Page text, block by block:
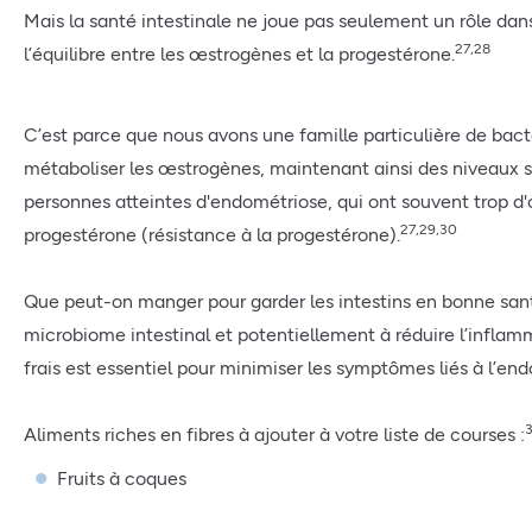
Mais la santé intestinale ne joue pas seulement un rôle
l’équilibre entre les œstrogènes et la progestérone. 27,28
C’est parce que nous avons une famille particulière de
métaboliser les œstrogènes, maintenant ainsi des niveaux
personnes atteintes d'endométriose, qui ont souvent trop
progestérone (résistance à la progestérone). 27,29,30
Que peut-on manger pour garder les intestins en bonne
microbiome intestinal et potentiellement à réduire
frais est essentiel pour minimiser les symptômes liés à
Aliments riches en fibres à ajouter à votre liste de courses :
Fruits à coques